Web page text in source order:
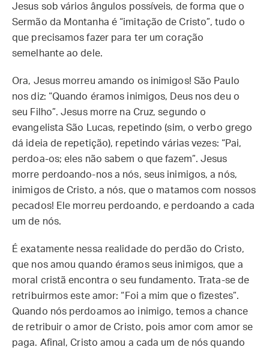
Jesus sob vários ângulos possíveis, de forma que o
Sermão da Montanha é “imitação de Cristo”, tudo o
que precisamos fazer para ter um coração
semelhante ao dele.
Ora, Jesus morreu amando os inimigos! São Paulo
nos diz: “Quando éramos inimigos, Deus nos deu o
seu Filho”. Jesus morre na Cruz, segundo o
evangelista São Lucas, repetindo (sim, o verbo grego
dá ideia de repetição), repetindo várias vezes: “Pai,
perdoa-os; eles não sabem o que fazem”. Jesus
morre perdoando-nos a nós, seus inimigos, a nós,
inimigos de Cristo, a nós, que o matamos com nossos
pecados! Ele morreu perdoando, e perdoando a cada
um de nós.
É exatamente nessa realidade do perdão do Cristo,
que nos amou quando éramos seus inimigos, que a
moral cristã encontra o seu fundamento. Trata-se de
retribuirmos este amor: “Foi a mim que o fizestes”.
Quando nós perdoamos ao inimigo, temos a chance
de retribuir o amor de Cristo, pois amor com amor se
paga. Afinal, Cristo amou a cada um de nós quando